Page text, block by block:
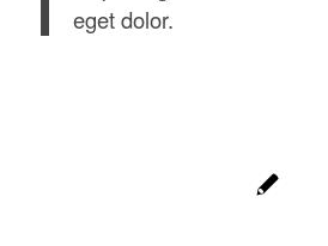
eget dolor.